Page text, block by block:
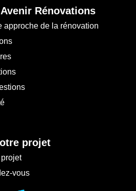
Rénovations
approche de la rénovation
projet
vous